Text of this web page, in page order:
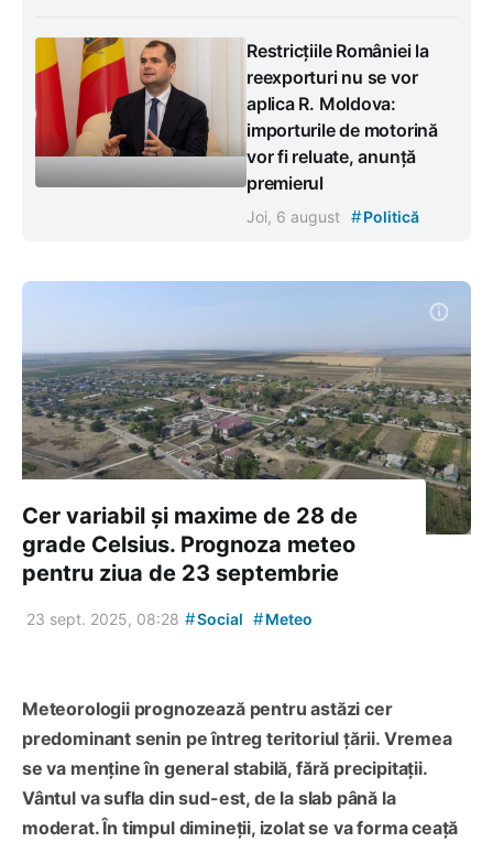
Restricțiile României la
reexporturi nu se vor
aplica R. Moldova:
importurile de motorină
vor fi reluate, anunță
premierul
Joi, 6 august #Politică
Cer variabil și maxime de 28 de
grade Celsius. Prognoza meteo
pentru ziua de 23 septembrie
23 sept. 2025, 08:28 #Social #Meteo
Meteorologii prognozează pentru astăzi cer
predominant senin pe întreg teritoriul țării. Vremea
se va menține în general stabilă, fără precipitații.
Vântul va sufla din sud-est, de la slab până la
moderat. În timpul dimineții, izolat se va forma ceață